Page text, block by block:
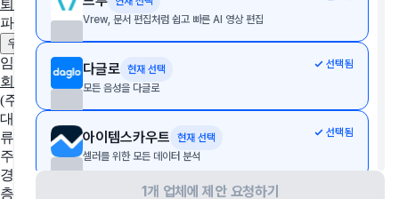
Vrew, 문서 편집처럼 쉽고 빠른 AI 영상 편집
다글로 현재 선택
모든 음성을 다글로
선택됨
아이템스카우트
현재 선택
셀러를 위한 모든 데이터 분석
선택됨
1개 업체에 제안 요청하기
퇴직금 계산기 4대보험 계산기
파트너
우리 솔루션 등록하기 제휴 문의하기 광고 문의하기
임팩트플로우
회사 소개
팀 소개 채용중인 포지션
(주)임팩트플로우
대표자
류효권
주소
경기도 성남시 수정구 창업로 43, 판교글로벌비즈센터 업무동 4
층 2호